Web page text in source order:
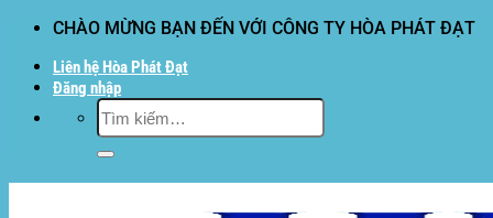
dung
CHÀO MỪNG BẠN ĐẾN VỚI CÔNG TY HÒA PHÁT ĐẠT
Liên hệ Hòa Phát Đạt
Đăng nhập
Tìm
kiếm: